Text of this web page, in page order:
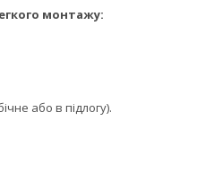
монтажу:
або в підлогу).